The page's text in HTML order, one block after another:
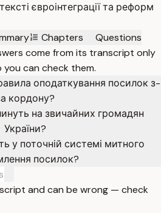
євроінтеграції та реформ
Chapters
Questions
come from its transcript only
can check them.
оподаткування посилок з-
кордону?
на звичайних громадян
України?
у поточній системі митного
посилок?
and can be wrong — check